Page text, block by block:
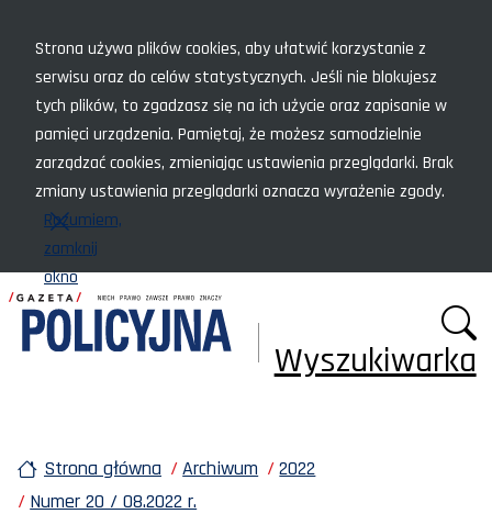
Strona używa plików cookies, aby ułatwić korzystanie z
serwisu oraz do celów statystycznych. Jeśli nie blokujesz
tych plików, to zgadzasz się na ich użycie oraz zapisanie w
pamięci urządzenia. Pamiętaj, że możesz samodzielnie
zarządzać cookies, zmieniając ustawienia przeglądarki. Brak
zmiany ustawienia przeglądarki oznacza wyrażenie zgody.
Rozumiem,
zamknij
okno
Wyszukiwarka
Strona główna Archiwum
2022
Numer 20 / 08.2022 r.